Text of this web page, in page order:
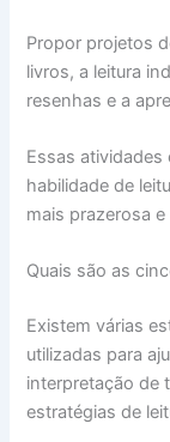
Propor projetos
livros, a leitura
resenhas e a
Essas atividades
habilidade de
mais prazerosa
Quais são as
Existem várias
utilizadas para
interpretação de
estratégias de